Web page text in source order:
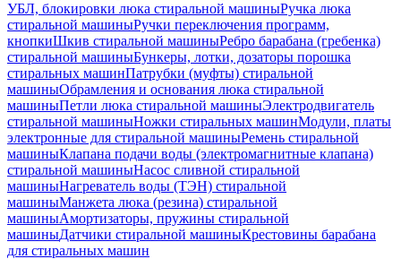
УБЛ, блокировки люка стиральной машиныРучка люка
стиральной машиныРучки переключения программ,
кнопкиШкив стиральной машиныРебро барабана (гребенка)
стиральной машиныБункеры, лотки, дозаторы порошка
стиральных машинПатрубки (муфты) стиральной
машиныОбрамления и основания люка стиральной
машиныПетли люка стиральной машиныЭлектродвигатель
стиральной машиныНожки стиральных машинМодули, платы
электронные для стиральной машиныРемень стиральной
машиныКлапана подачи воды (электромагнитные клапана)
стиральной машиныНасос сливной стиральной
машиныНагреватель воды (ТЭН) стиральной
машиныМанжета люка (резина) стиральной
машиныАмортизаторы, пружины стиральной
машиныДатчики стиральной машиныКрестовины барабана
для стиральных машин